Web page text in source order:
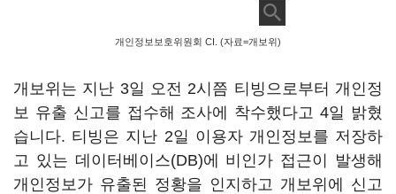
개인정보보호위원회 CI. (자료=개보위)
개보위는 지난 3일 오전 2시쯤 티빙으로부터 개인정
보 유출 신고를 접수해 조사에 착수했다고 4일 밝혔
습니다. 티빙은 지난 2일 이용자 개인정보를 저장하
고 있는 데이터베이스(DB)에 비인가 접근이 발생해
개인정보가 유출된 정황을 인지하고 개보위에 신고